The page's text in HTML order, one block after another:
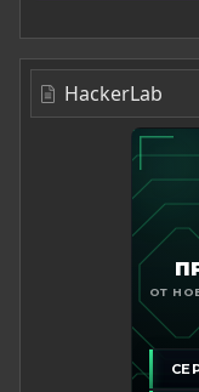
HackerLab